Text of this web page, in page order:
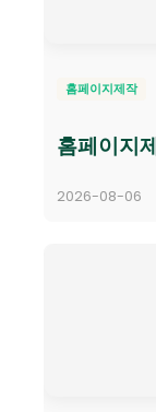
홈페이지제작
홈페이지
2026-08-06